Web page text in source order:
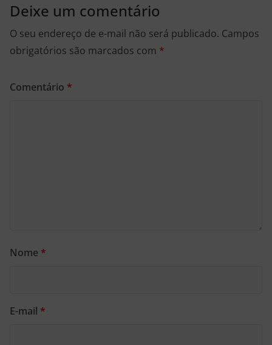
Deixe um comentário
O seu endereço de e-mail não será publicado. Campos
obrigatórios são marcados com *
Comentário *
Nome *
E-mail *